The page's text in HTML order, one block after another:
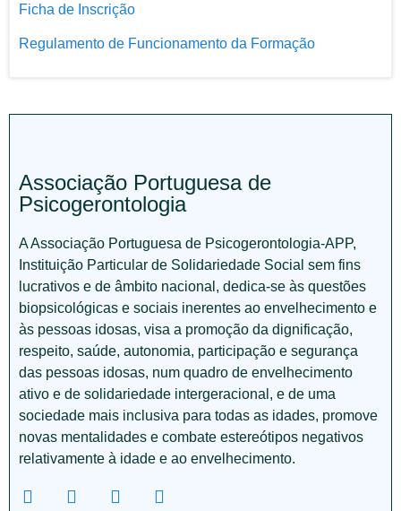
Ficha de Inscrição
Regulamento de Funcionamento da Formação
Associação Portuguesa de
Psicogerontologia
A Associação Portuguesa de Psicogerontologia-APP,
Instituição Particular de Solidariedade Social sem fins
lucrativos e de âmbito nacional, dedica-se às questões
biopsicológicas e sociais inerentes ao envelhecimento e
às pessoas idosas, visa a promoção da dignificação,
respeito, saúde, autonomia, participação e segurança
das pessoas idosas, num quadro de envelhecimento
ativo e de solidariedade intergeracional, e de uma
sociedade mais inclusiva para todas as idades, promove
novas mentalidades e combate estereótipos negativos
relativamente à idade e ao envelhecimento.